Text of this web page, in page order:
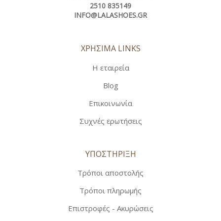
2510 835149
INFO@LALASHOES.GR
ΧΡΗΣΙΜΑ LINKS
Η εταιρεία
Blog
Επικοινωνία
Συχνές ερωτήσεις
ΥΠΟΣΤΗΡΙΞΗ
Τρόποι αποστολής
Τρόποι πληρωμής
Επιστροφές - Ακυρώσεις